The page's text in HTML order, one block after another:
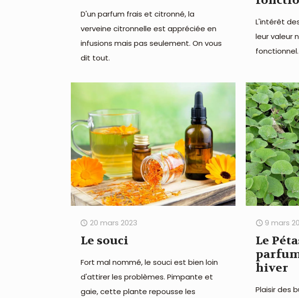
D'un parfum frais et citronné, la
verveine citronnelle est appréciée en
infusions mais pas seulement. On vous
dit tout.
L'intérêt
leur valeur
fonctionnel.
20 mars 2023
Le souci
Fort mal nommé, le souci est bien loin
d'attirer les problèmes. Pimpante et
gaie, cette plante repousse les
9 mars
Le
hiver
Plaisir des